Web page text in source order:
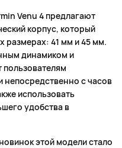
Venu 4 предлагают
корпус, который
размерах: 41 мм и 45 мм.
динамиком и
непосредственно с часов
использовать
удобства в
этой модели стало